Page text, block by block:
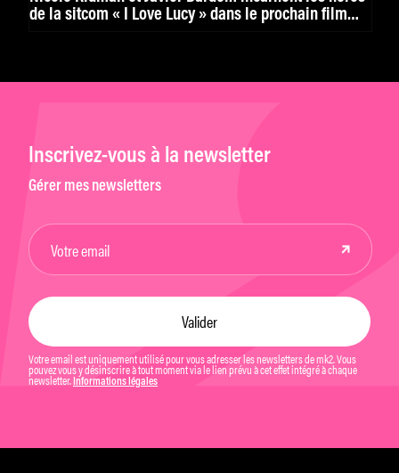
de la sitcom « I Love Lucy » dans le prochain film
Inscrivez-vous à la newsletter
Gérer mes newsletters
Votre email est uniquement utilisé pour vous adresser les newsletters de mk2. Vous
pouvez vous y désinscrire à tout moment via le lien prévu à cet effet intégré à chaque
newsletter. Informations légales